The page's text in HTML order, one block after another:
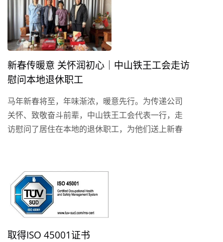
新春传暖意 关怀润初心｜中山铁王工会走访
慰问本地退休职工
马年新春将至，年味渐浓，暖意先行。为传递公司
关怀、致敬奋斗前辈，中山铁王工会代表一行，走
访慰问了居住在本地的退休职工，为他们送上新春
取得ISO 45001证书